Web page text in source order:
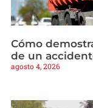
Cómo
de un
agosto 4, 2026